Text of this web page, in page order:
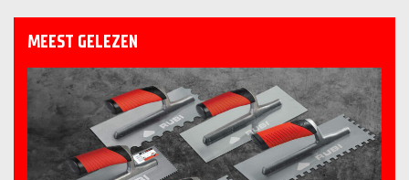
MEEST GELEZEN